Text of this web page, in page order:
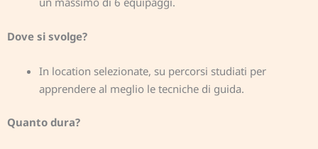
Dove si svolge?
In location selezionate, su percorsi studiati per
apprendere al meglio le tecniche di guida.
Quanto dura?